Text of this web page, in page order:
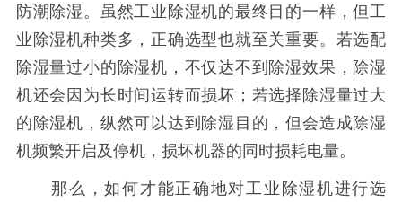
防潮除湿。虽然工业除湿机的最终目的一样，但工
业除湿机种类多，正确选型也就至关重要。若选配
除湿量过小的除湿机，不仅达不到除湿效果，除湿
机还会因为长时间运转而损坏；若选择除湿量过大
的除湿机，纵然可以达到除湿目的，但会造成除湿
机频繁开启及停机，损坏机器的同时损耗电量。
那么，如何才能正确地对工业除湿机进行选